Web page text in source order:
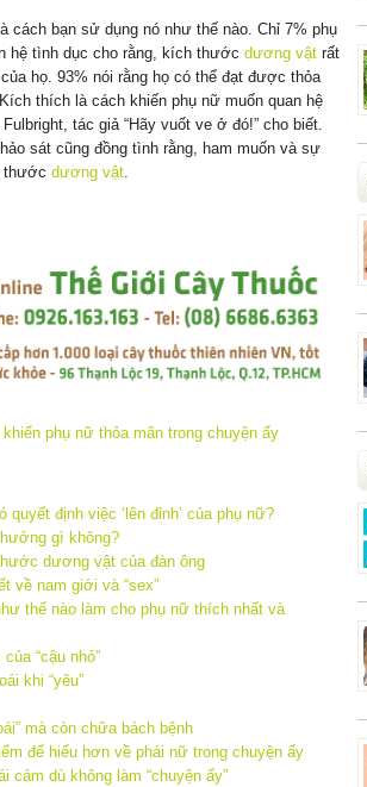
cách bạn sử dụng nó như thế nào. Chỉ 7% phụ
hệ tình dục cho rằng, kích thước dương vật rất
họ. 93% nói rằng họ có thể đạt được thỏa
thích là cách khiến phụ nữ muốn quan hệ
tác giả “Hãy vuốt ve ở đó!” cho biết.
sát cũng đồng tình rằng, ham muốn và sự
thước dương vật
quyết định việc ‘lên đỉnh’ của phụ nữ?
gì không?
dương vật của đàn ông
về nam giới và “sex”
thế nào làm cho phụ nữ thích nhất và
“cậu nhỏ”
khi “yêu”
mà còn chữa bách bệnh
để hiểu hơn về phái nữ trong chuyện ấy
cảm dù không làm “chuyện ấy”